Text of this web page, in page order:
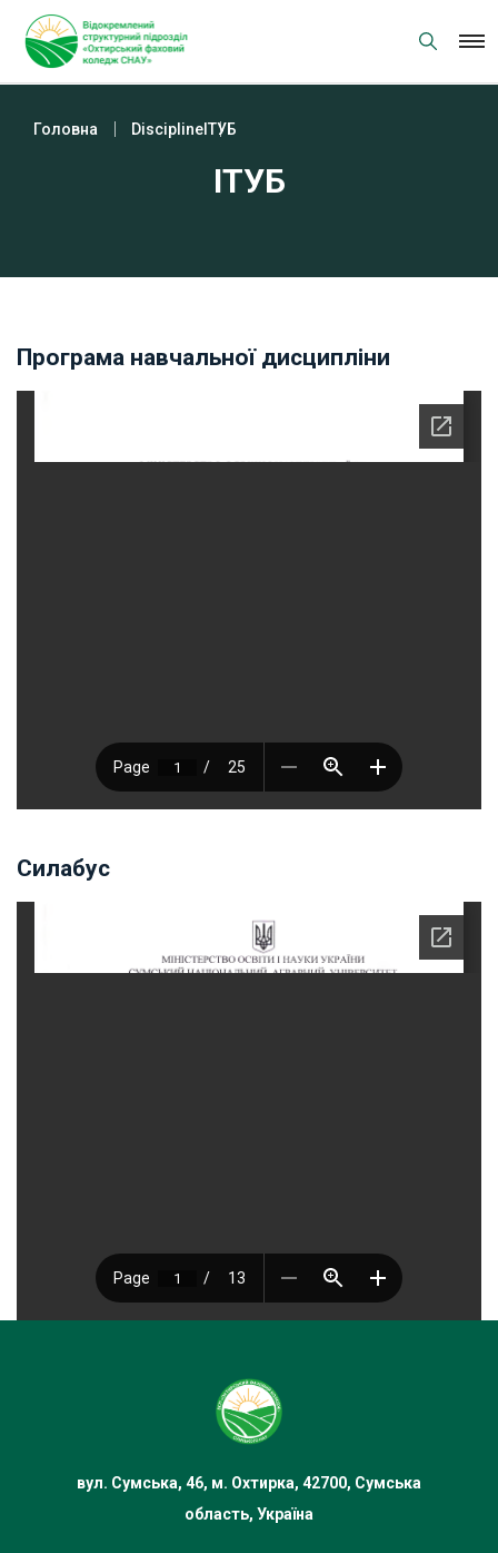
content
Головна Discipline ІТУБ
ІТУБ
Програма навчальної дисципліни
Силабус
вул. Сумська, 46, м. Охтирка, 42700, Сумська
область, Україна